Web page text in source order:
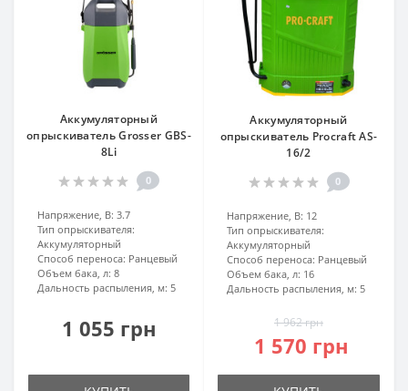
Аккумуляторный
опрыскиватель Grosser GBS-
8Li
0
Напряжение, В: 3.7
Тип опрыскивателя:
Аккумуляторный
Способ переноса: Ранцевый
Объем бака, л: 8
Дальность распыления, м: 5
1 055 грн
Аккумуляторный
опрыскиватель Procraft AS-
16/2
0
Напряжение, В: 12
Тип опрыскивателя:
Аккумуляторный
Способ переноса: Ранцевый
Объем бака, л: 16
Дальность распыления, м: 5
1 962 грн
1 570 грн